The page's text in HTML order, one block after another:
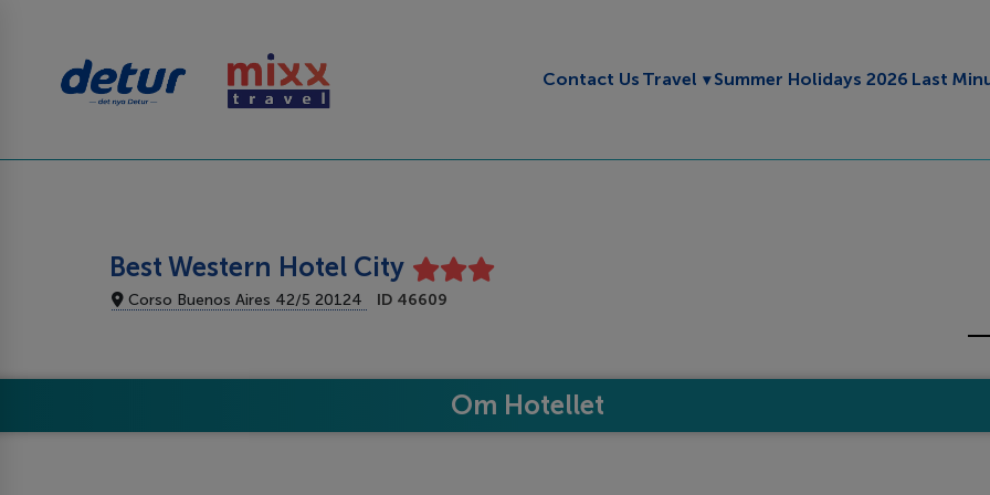
Contact Us Travel Toggle submenu
Summer Holidays 2026 Last
Best Western Hotel City
Corso Buenos Aires 42/5 20124 ID 46609
Om Hotellet